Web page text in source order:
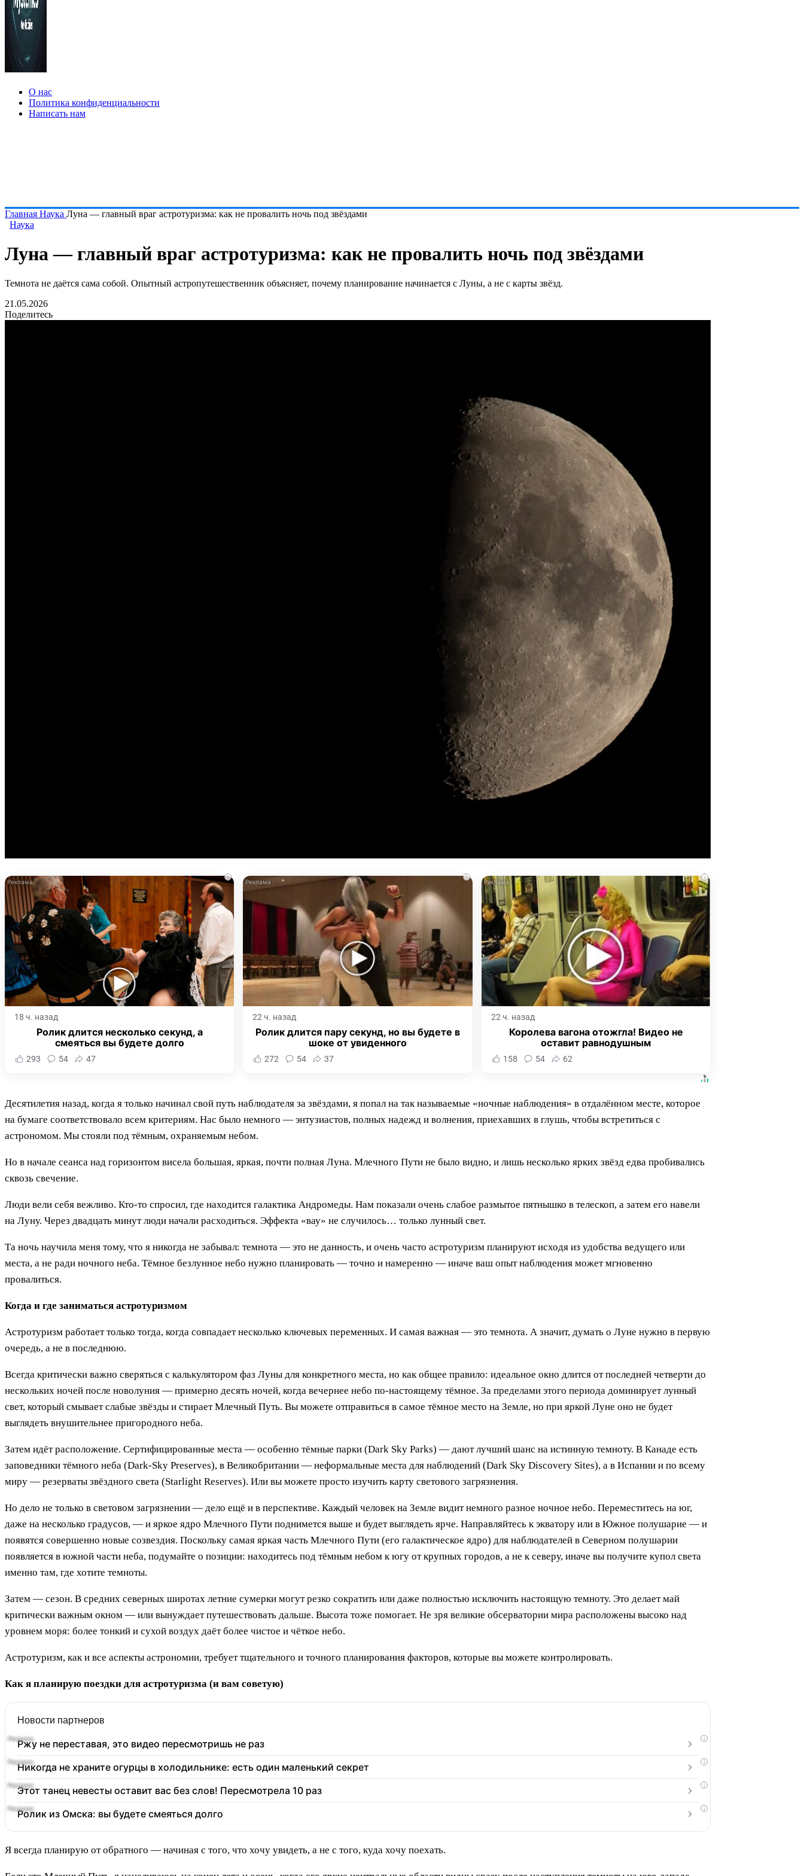
О нас
Политика конфиденциальности
Написать нам
Главная Наука Луна — главный враг астротуризма: как не провалить ночь под звёздами
Наука
Луна — главный враг астротуризма: как не провалить ночь под звёздами
Темнота не даётся сама собой. Опытный астропутешественник объясняет, почему планирование начинается с Луны, а не с карты звёзд.
21.05.2026
Поделитесь
i
18 ч. назад
Ролик длится несколько секунд, а
смеяться вы будете долго
293 54 47
i
22 ч. назад
Ролик длится пару секунд, но вы будете в
шоке от увиденного
272 54 37
i
22 ч. назад
Королева вагона отожгла! Видео не
оставит равнодушным
158 54 62
Десятилетия назад, когда я только начинал свой путь наблюдателя за звёздами, я попал на так называемые «ночные наблюдения» в отдалённом месте, которое
на бумаге соответствовало всем критериям. Нас было немного — энтузиастов, полных надежд и волнения, приехавших в глушь, чтобы встретиться с
астрономом. Мы стояли под тёмным, охраняемым небом.
Но в начале сеанса над горизонтом висела большая, яркая, почти полная Луна. Млечного Пути не было видно, и лишь несколько ярких звёзд едва пробивались
сквозь свечение.
Люди вели себя вежливо. Кто-то спросил, где находится галактика Андромеды. Нам показали очень слабое размытое пятнышко в телескоп, а затем его навели
на Луну. Через двадцать минут люди начали расходиться. Эффекта «вау» не случилось… только лунный свет.
Та ночь научила меня тому, что я никогда не забывал: темнота — это не данность, и очень часто астротуризм планируют исходя из удобства ведущего или
места, а не ради ночного неба. Тёмное безлунное небо нужно планировать — точно и намеренно — иначе ваш опыт наблюдения может мгновенно
провалиться.
Когда и где заниматься астротуризмом
Астротуризм работает только тогда, когда совпадает несколько ключевых переменных. И самая важная — это темнота. А значит, думать о Луне нужно в первую
очередь, а не в последнюю.
Всегда критически важно сверяться с калькулятором фаз Луны для конкретного места, но как общее правило: идеальное окно длится от последней четверти до
нескольких ночей после новолуния — примерно десять ночей, когда вечернее небо по-настоящему тёмное. За пределами этого периода доминирует лунный
свет, который смывает слабые звёзды и стирает Млечный Путь. Вы можете отправиться в самое тёмное место на Земле, но при яркой Луне оно не будет
выглядеть внушительнее пригородного неба.
Затем идёт расположение. Сертифицированные места — особенно тёмные парки (Dark Sky Parks) — дают лучший шанс на истинную темноту. В Канаде есть
заповедники тёмного неба (Dark-Sky Preserves), в Великобритании — неформальные места для наблюдений (Dark Sky Discovery Sites), а в Испании и по всему
миру — резерваты звёздного света (Starlight Reserves). Или вы можете просто изучить карту светового загрязнения.
Но дело не только в световом загрязнении — дело ещё и в перспективе. Каждый человек на Земле видит немного разное ночное небо. Переместитесь на юг,
даже на несколько градусов, — и яркое ядро Млечного Пути поднимется выше и будет выглядеть ярче. Направляйтесь к экватору или в Южное полушарие — и
появятся совершенно новые созвездия. Поскольку самая яркая часть Млечного Пути (его галактическое ядро) для наблюдателей в Северном полушарии
появляется в южной части неба, подумайте о позиции: находитесь под тёмным небом к югу от крупных городов, а не к северу, иначе вы получите купол света
именно там, где хотите темноты.
Затем — сезон. В средних северных широтах летние сумерки могут резко сократить или даже полностью исключить настоящую темноту. Это делает май
критически важным окном — или вынуждает путешествовать дальше. Высота тоже помогает. Не зря великие обсерватории мира расположены высоко над
уровнем моря: более тонкий и сухой воздух даёт более чистое и чёткое небо.
Астротуризм, как и все аспекты астрономии, требует тщательного и точного планирования факторов, которые вы можете контролировать.
Как я планирую поездки для астротуризма (и вам советую)
Новости партнеров
i
Ржу не переставая, это видео пересмотришь не раз
i
Никогда не храните огурцы в холодильнике: есть один маленький секрет
i
Этот танец невесты оставит вас без слов! Пересмотрела 10 раз
i
Ролик из Омска: вы будете смеяться долго
Я всегда планирую от обратного — начиная с того, что хочу увидеть, а не с того, куда хочу поехать.